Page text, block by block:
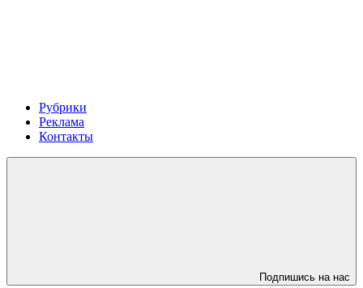
Рубрики
Реклама
Контакты
Подпишись на нас